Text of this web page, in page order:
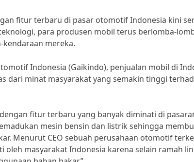
fitur terbaru di pasar otomotif Indonesia kini
para produsen mobil terus berlomba-
mereka.
Indonesia (Gaikindo), penjualan mobil di
dari minat masyarakat yang semakin tinggi
fitur terbaru yang banyak diminati di
mesin bensin dan listrik sehingga
Menurut CEO sebuah perusahaan otomotif
masyarakat Indonesia karena selain ramah